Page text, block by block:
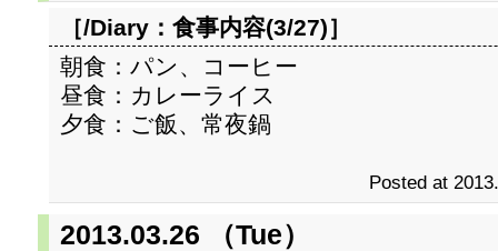
［/Diary： 食事内容(3/27)］
朝食：パン、コーヒー
昼食：カレーライス
夕食：ご飯、常夜鍋
Posted at
2013.03.26 （Tue）